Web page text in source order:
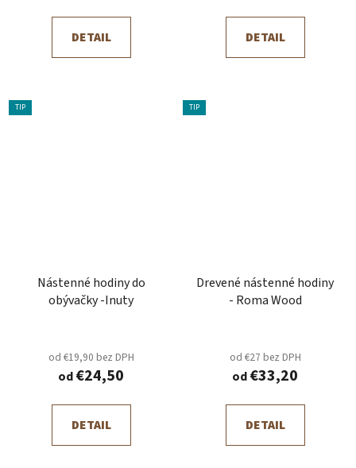
DETAIL DETAIL
TIP
Nástenné hodiny do
obývačky -Inuty
od €19,90 bez DPH
od€24,50
DETAIL
TIP
Drevené nástenné hodiny
- Roma Wood
od €27 bez DPH
od€33,20
DETAIL